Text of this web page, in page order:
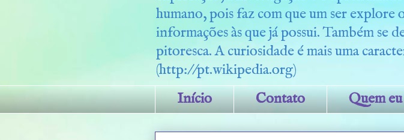
humano, pois faz com que um ser
informações às que já possui. Também se
pitoresca. A curiosidade é mais uma
(http://pt.wikipedia.org)
Início
Contato Quem eu